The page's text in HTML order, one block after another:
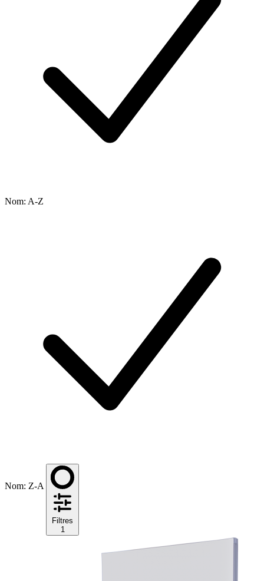
Nom: A-Z
Nom: Z-A
Filtres
1